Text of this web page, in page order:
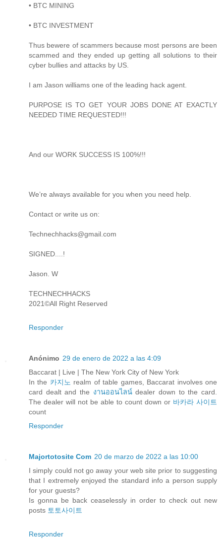
• BTC MINING
• BTC INVESTMENT
Thus bewere of scammers because most persons are been
scammed and they ended up getting all solutions to their
cyber bullies and attacks by US.
I am Jason williams one of the leading hack agent.
PURPOSE IS TO GET YOUR JOBS DONE AT EXACTLY
NEEDED TIME REQUESTED!!!
And our WORK SUCCESS IS 100%!!!
We’re always available for you when you need help.
Contact or write us on:
Technechhacks@gmail.com
SIGNED....!
Jason. W
TECHNECHHACKS
2021©️All Right Reserved
Responder
Anónimo 29 de enero de 2022 a las 4:09
Baccarat | Live | The New York City of New York
In the 카지노 realm of table games, Baccarat involves one
card dealt and the งานออนไลน์dealer down to the card.
The dealer will not be able to count down or 바카라 사이트
count
Responder
Majortotosite Com 20 de marzo de 2022 a las 10:00
I simply could not go away your web site prior to suggesting
that I extremely enjoyed the standard info a person supply
for your guests?
Is gonna be back ceaselessly in order to check out new
posts 토토사이트
Responder